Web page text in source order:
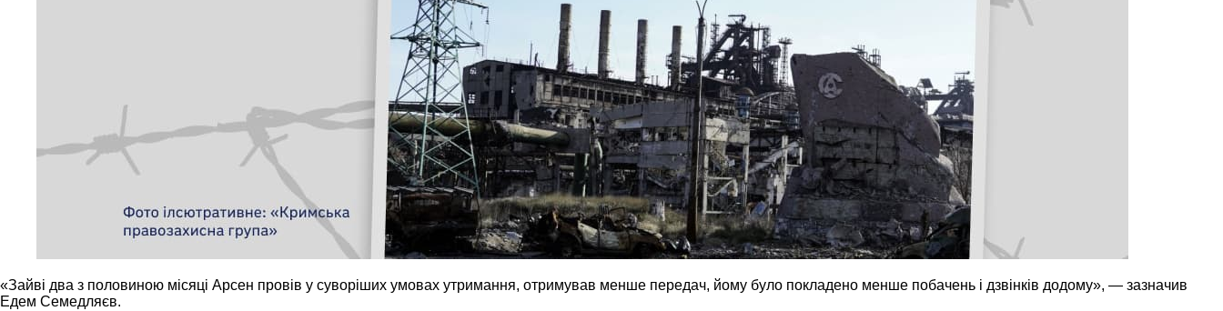
«Зайві два з половиною місяці Арсен провів у суворіших умовах утримання, отримував менше передач, йому було покладено менше побачень і дзвінків додому», — зазначив
Едем Семедляєв.